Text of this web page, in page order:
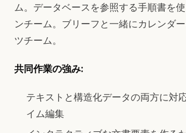
ム。データベースを参照する手順書を
ンチーム。ブリーフと一緒にカレンダ
ツチーム。
共同作業の強み:
テキストと構造化データの両方に対
イム編集